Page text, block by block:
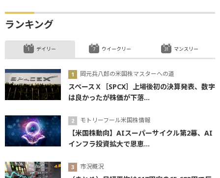
ランキング
デイリー
岡元兵八郎の米国株マスターへの道
スペースＸ［SPCX］上場後初の決算発表、数字
は良かったが株価が下落...
モトリーフール米国株情報
【米国株動向】AIスーパーサイクル第2幕、AI
インフラ投資拡大で恩恵...
市況概況
ウイークリー マンスリー